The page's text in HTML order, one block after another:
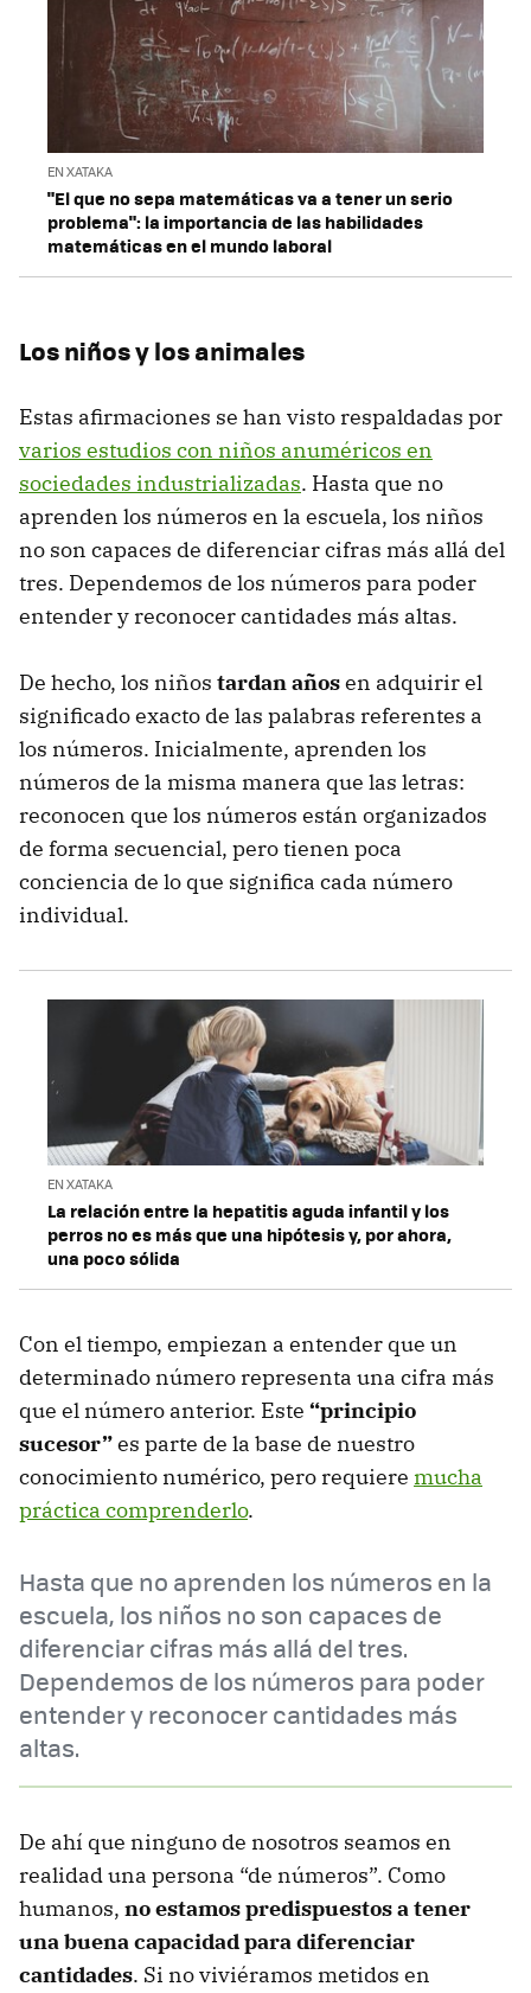
EN XATAKA
"El que no sepa matemáticas va a tener un serio
problema": la importancia de las habilidades
matemáticas en el mundo laboral
Los niños y los animales
Estas afirmaciones se han visto respaldadas por
varios estudios con niños anuméricos en
sociedades industrializadas. Hasta que no
aprenden los números en la escuela, los niños
no son capaces de diferenciar cifras más allá del
tres. Dependemos de los números para poder
entender y reconocer cantidades más altas.
De hecho, los niños tardan añosen adquirir el
significado exacto de las palabras referentes a
los números. Inicialmente, aprenden los
números de la misma manera que las letras:
reconocen que los números están organizados
de forma secuencial, pero tienen poca
conciencia de lo que significa cada número
individual.
EN XATAKA
La relación entre la hepatitis aguda infantil y los
perros no es más que una hipótesis y, por ahora,
una poco sólida
Con el tiempo, empiezan a entender que un
determinado número representa una cifra más
que el número anterior. Este “principio
sucesor”es parte de la base de nuestro
conocimiento numérico, pero requiere mucha
práctica comprenderlo.
Hasta que no aprenden los números en la
escuela, los niños no son capaces de
diferenciar cifras más allá del tres.
Dependemos de los números para poder
entender y reconocer cantidades más
altas.
De ahí que ninguno de nosotros seamos en
realidad una persona “de números”. Como
humanos, no estamos predispuestos a tener
una buena capacidad para diferenciar
cantidades. Si no viviéramos metidos en